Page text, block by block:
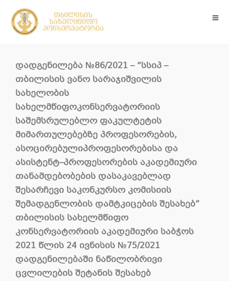
დადგენილება №86/2021 – “სსიპ –
თბილისის ვანო სარაჯიშვილის
სახელობის
სახელმწიფოკონსერვატორიის
საშემსრულებლო ფაკულტეტის
მიმართულებებზე პროფესორების,
ასოცირებულიპროფესორებისა და
ასისტენტ–პროფესორების აკადემიური
თანამდებობების დასაკავებლად
შესარჩევი საკონკურსო კომისიის
შემადგენლობის დამტკიცების შესახებ”
თბილისის სახელმწიფო
კონსერვატორიის აკადემიური საბჭოს
2021 წლის 24 ივნისის №75/2021
დადგენილებაში ნაწილობრივი
ცვლილების შეტანის შესახებ